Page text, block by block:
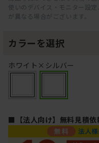
使いのデバイス・モニター設
が異なる場合がございます。
カラーを選択
ホワイト×シルバー
■【法人向け】無料見積依